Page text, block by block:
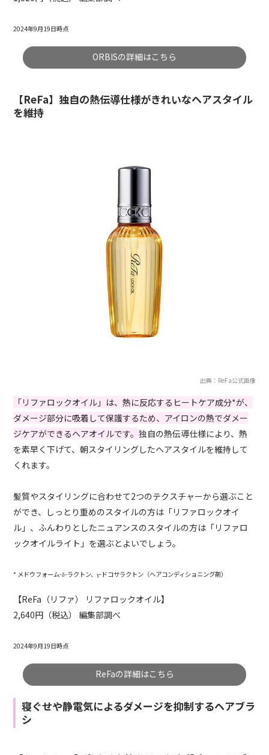
2024年9月19日時点
ORBISの詳細はこちら
【ReFa】独自の熱伝導仕様がきれいなヘアスタイル
を維持
出典：ReFa公式画像
「リファロックオイル」は、熱に反応するヒートケア成分*が、
ダメージ部分に吸着して保護するため、アイロンの熱でダメー
ジケアができるヘアオイルです。独自の熱伝導仕様により、熱
を素早く下げて、朝スタイリングしたヘアスタイルを維持して
くれます。
髪質やスタイリングに合わせて2つのテクスチャーから選ぶこと
ができ、しっとり重めのスタイルの方は「リファロックオイ
ル」、ふんわりとしたニュアンスのスタイルの方は「リファロ
ックオイルライト」を選ぶとよいでしょう。
* メドウフォーム-δ-ラクトン、γ-ドコサラクトン（ヘアコンディショニング剤）
【ReFa（リファ） リファロックオイル】
2,640円（税込） 編集部調べ
2024年9月19日時点
ReFaの詳細はこちら
寝ぐせや静電気によるダメージを抑制するヘアブラ
シ